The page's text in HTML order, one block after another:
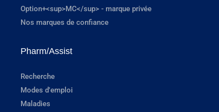
Option+<sup>MC</sup> - marque privée
Nos marques de confiance
Pharm/Assist
Recherche
Modes d'emploi
Maladies